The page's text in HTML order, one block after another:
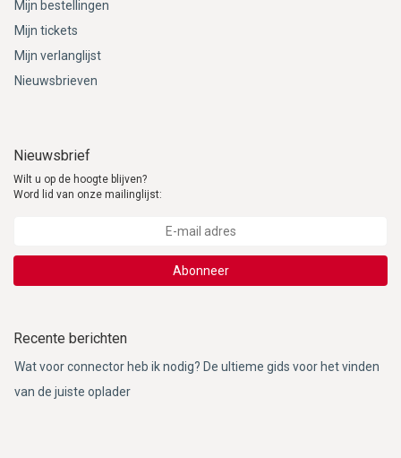
Mijn bestellingen
Mijn tickets
Mijn verlanglijst
Nieuwsbrieven
Nieuwsbrief
Wilt u op de hoogte blijven?
Word lid van onze mailinglijst:
Abonneer
Recente berichten
Wat voor connector heb ik nodig? De ultieme gids voor het vinden
van de juiste oplader